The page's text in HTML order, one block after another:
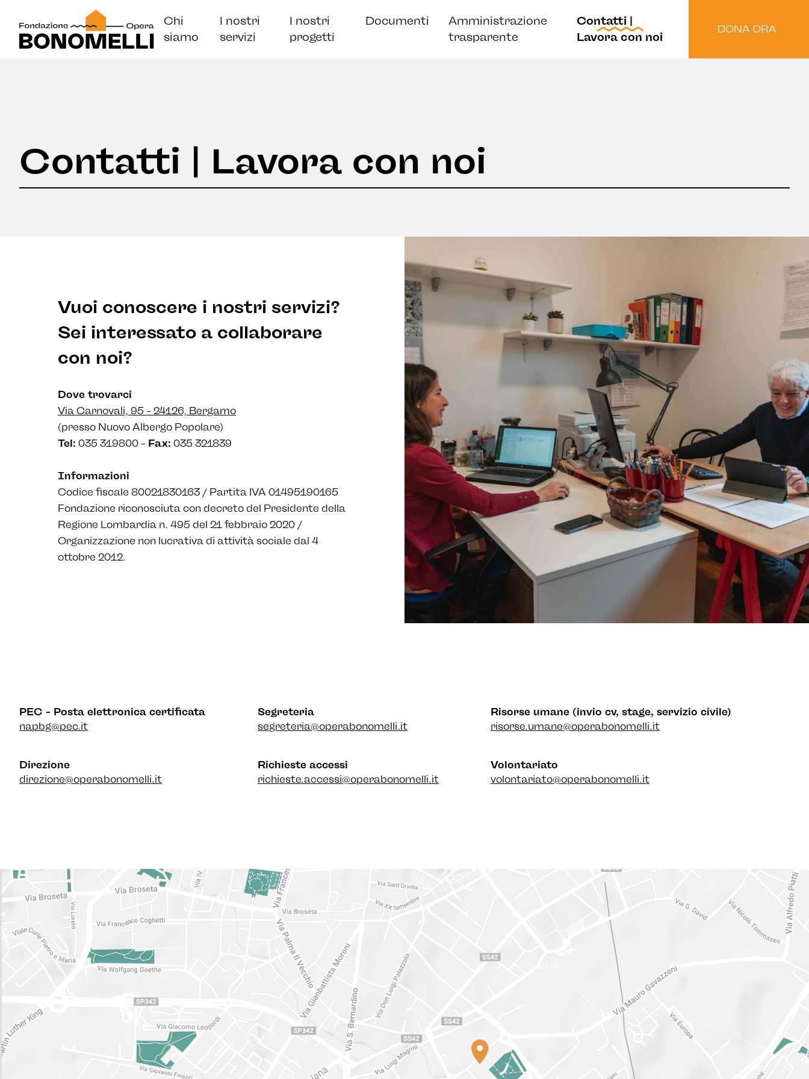
Chi
siamo
I nostri
servizi
I nostri
progetti
Documenti
Amministrazione
trasparente
Contatti |
Lavora con noi
DONA ORA
Contatti | Lavora con noi
Vuoi conoscere i nostri servizi?
Sei interessato a collaborare
con noi?
Dove trovarci
Via Carnovali, 95 – 24126, Bergamo
(presso Nuovo Albergo Popolare)
Tel: 035 319800 – Fax: 035 321839
Informazioni
Codice fiscale 80021830163 / Partita IVA 01495190165
Fondazione riconosciuta con decreto del Presidente della
Regione Lombardia n. 495 del 21 febbraio 2020 /
Organizzazione non lucrativa di attività sociale dal 4
ottobre 2012.
PEC – Posta elettronica certificata
napbg@pec.it
Segreteria
segreteria@operabonomelli.it
Risorse umane (invio cv, stage, servizio civile)
risorse.umane@operabonomelli.it
Direzione
direzione@operabonomelli.it
Richieste accessi
richieste.accessi@operabonomelli.it
Volontariato
volontariato@operabonomelli.it